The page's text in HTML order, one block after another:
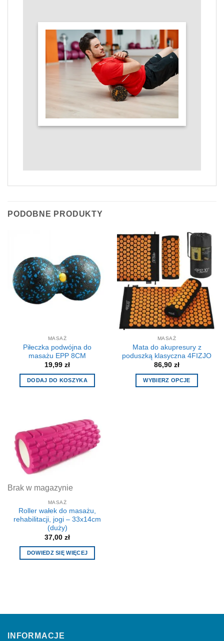
PODOBNE PRODUKTY
MASAŻ
Piłeczka podwójna do
masażu EPP 8CM
19,99 zł
DODAJ DO KOSZYKA
MASAŻ
Mata do akupresury z
poduszką klasyczna 4FIZJO
86,90 zł
WYBIERZ OPCJE
Brak w magazynie
MASAŻ
Roller wałek do masażu,
rehabilitacji, jogi – 33x14cm
(duży)
37,00 zł
DOWIEDZ SIĘ WIĘCEJ
INFORMACJE